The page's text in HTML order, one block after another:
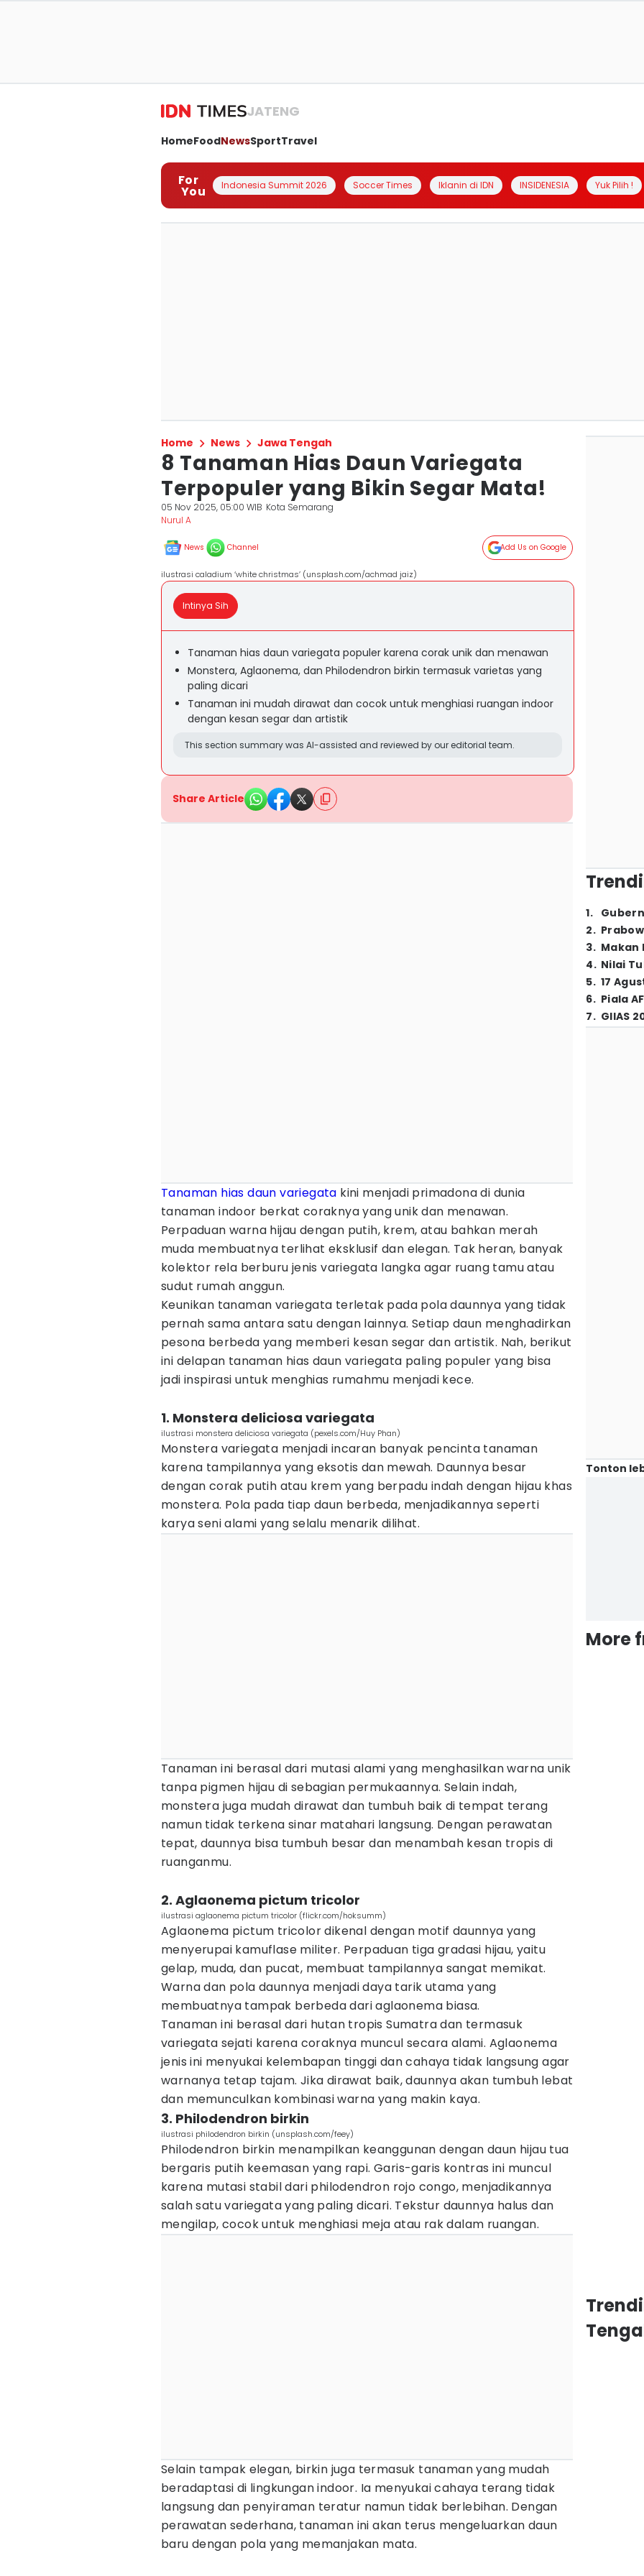
JATENG
HomeFoodNewsSportTravel
For
You Indonesia Summit 2026 Soccer Times Iklanin di IDN INSIDENESIA Yuk Pilih !
Home News Jawa Tengah
8 Tanaman Hias Daun Variegata
Terpopuler yang Bikin Segar Mata!
05 Nov 2025, 05:00 WIB Kota Semarang
Nurul A
News Channel Add Us on Google
ilustrasi caladium ‘white christmas’ (unsplash.com/achmad jaiz)
Intinya Sih
Tanaman hias daun variegata populer karena corak unik dan menawan
Monstera, Aglaonema, dan Philodendron birkin termasuk varietas yang
paling dicari
Tanaman ini mudah dirawat dan cocok untuk menghiasi ruangan indoor
dengan kesan segar dan artistik
This section summary was AI-assisted and reviewed by our editorial team.
Share Article
Tanaman hias daun variegata kini menjadi primadona di dunia
tanaman indoor berkat coraknya yang unik dan menawan.
Perpaduan warna hijau dengan putih, krem, atau bahkan merah
muda membuatnya terlihat eksklusif dan elegan. Tak heran, banyak
kolektor rela berburu jenis variegata langka agar ruang tamu atau
sudut rumah anggun.
Keunikan tanaman variegata terletak pada pola daunnya yang tidak
pernah sama antara satu dengan lainnya. Setiap daun menghadirkan
pesona berbeda yang memberi kesan segar dan artistik. Nah, berikut
ini delapan tanaman hias daun variegata paling populer yang bisa
jadi inspirasi untuk menghias rumahmu menjadi kece.
1. Monstera deliciosa variegata
ilustrasi monstera deliciosa variegata (pexels.com/Huy Phan)
Monstera variegata menjadi incaran banyak pencinta tanaman
karena tampilannya yang eksotis dan mewah. Daunnya besar
dengan corak putih atau krem yang berpadu indah dengan hijau khas
monstera. Pola pada tiap daun berbeda, menjadikannya seperti
karya seni alami yang selalu menarik dilihat.
Tanaman ini berasal dari mutasi alami yang menghasilkan warna unik
tanpa pigmen hijau di sebagian permukaannya. Selain indah,
monstera juga mudah dirawat dan tumbuh baik di tempat terang
namun tidak terkena sinar matahari langsung. Dengan perawatan
tepat, daunnya bisa tumbuh besar dan menambah kesan tropis di
ruanganmu.
2. Aglaonema pictum tricolor
ilustrasi aglaonema pictum tricolor (flickr.com/hoksumm)
Aglaonema pictum tricolor dikenal dengan motif daunnya yang
menyerupai kamuflase militer. Perpaduan tiga gradasi hijau, yaitu
gelap, muda, dan pucat, membuat tampilannya sangat memikat.
Warna dan pola daunnya menjadi daya tarik utama yang
membuatnya tampak berbeda dari aglaonema biasa.
Tanaman ini berasal dari hutan tropis Sumatra dan termasuk
variegata sejati karena coraknya muncul secara alami. Aglaonema
jenis ini menyukai kelembapan tinggi dan cahaya tidak langsung agar
warnanya tetap tajam. Jika dirawat baik, daunnya akan tumbuh lebat
dan memunculkan kombinasi warna yang makin kaya.
3. Philodendron birkin
ilustrasi philodendron birkin (unsplash.com/feey)
Philodendron birkin menampilkan keanggunan dengan daun hijau tua
bergaris putih keemasan yang rapi. Garis-garis kontras ini muncul
karena mutasi stabil dari philodendron rojo congo, menjadikannya
salah satu variegata yang paling dicari. Tekstur daunnya halus dan
mengilap, cocok untuk menghiasi meja atau rak dalam ruangan.
Selain tampak elegan, birkin juga termasuk tanaman yang mudah
beradaptasi di lingkungan indoor. Ia menyukai cahaya terang tidak
langsung dan penyiraman teratur namun tidak berlebihan. Dengan
perawatan sederhana, tanaman ini akan terus mengeluarkan daun
baru dengan pola yang memanjakan mata.
1.
2.
3. Makan
4. Nilai
5. 17
6. Piala
7. GIIAS
Tonton
More